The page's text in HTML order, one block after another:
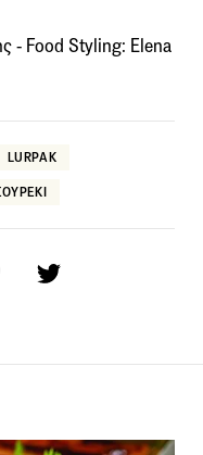
- Food Styling: Elena
LURPAK